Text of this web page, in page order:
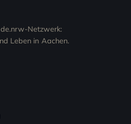
Netzwerk:
Leben in Aachen.